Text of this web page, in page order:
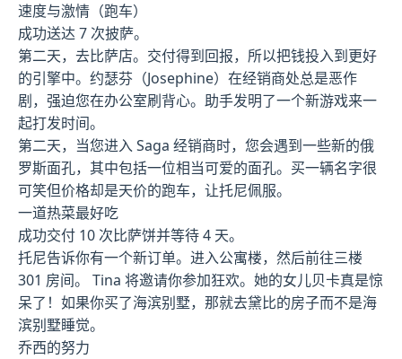
速度与激情（跑车）
成功送达 7 次披萨。
第二天，去比萨店。交付得到回报，所以把钱投入到更好
的引擎中。约瑟芬（Josephine）在经销商处总是恶作
剧，强迫您在办公室刷背心。助手发明了一个新游戏来一
起打发时间。
第二天，当您进入 Saga 经销商时，您会遇到一些新的俄
罗斯面孔，其中包括一位相当可爱的面孔。买一辆名字很
可笑但价格却是天价的跑车，让托尼佩服。
一道热菜最好吃
成功交付 10 次比萨饼并等待 4 天。
托尼告诉你有一个新订单。进入公寓楼，然后前往三楼
301 房间。 Tina 将邀请你参加狂欢。她的女儿贝卡真是惊
呆了！如果你买了海滨别墅，那就去黛比的房子而不是海
滨别墅睡觉。
乔西的努力